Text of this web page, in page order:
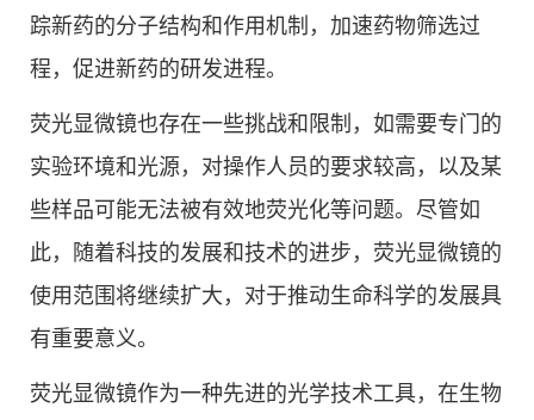
踪新药的分子结构和作用机制，加速药物筛选过
程，促进新药的研发进程。
荧光显微镜也存在一些挑战和限制，如需要专门的
实验环境和光源，对操作人员的要求较高，以及某
些样品可能无法被有效地荧光化等问题。尽管如
此，随着科技的发展和技术的进步，荧光显微镜的
使用范围将继续扩大，对于推动生命科学的发展具
有重要意义。
荧光显微镜作为一种先进的光学技术工具，在生物